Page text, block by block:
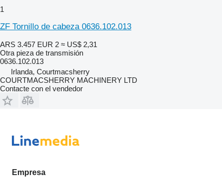
1
ZF Tornillo de cabeza 0636.102.013
ARS 3.457 EUR 2 ≈ US$ 2,31
Otra pieza de transmisión
0636.102.013
Irlanda, Courtmacsherry
COURTMACSHERRY MACHINERY LTD
Contacte con el vendedor
Empresa